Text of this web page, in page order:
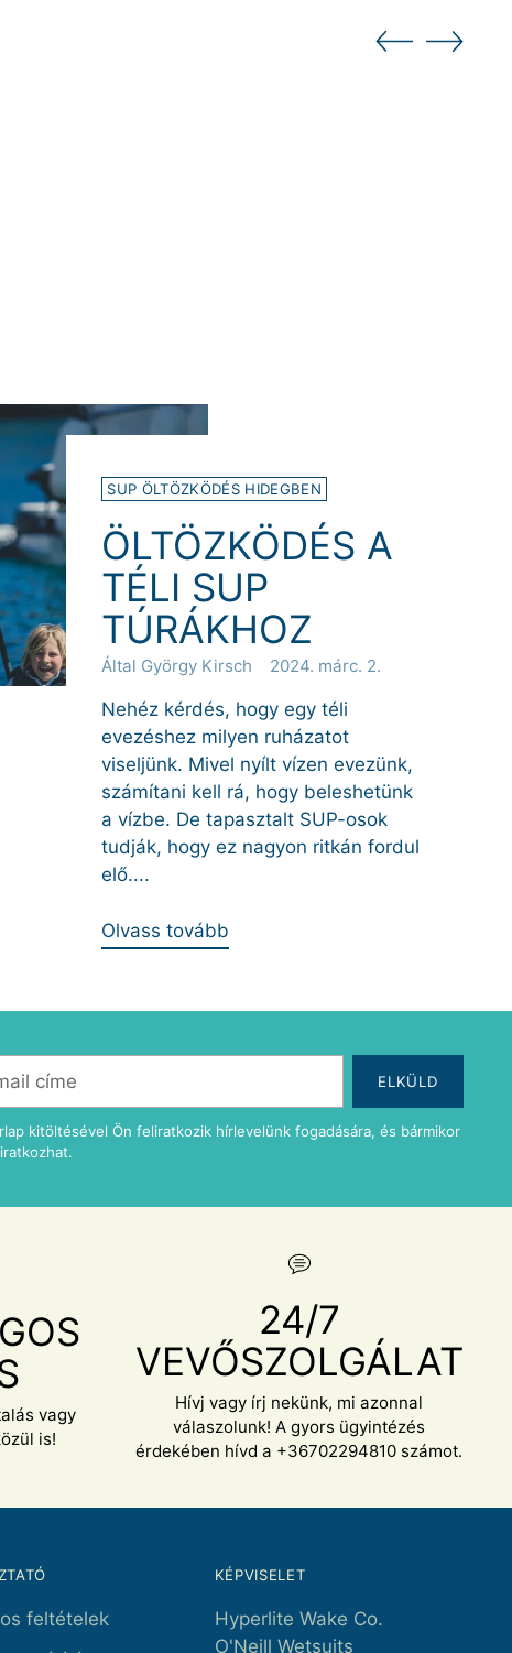
SUP ÖLTÖZKÖDÉS HIDEGBEN
ÖLTÖZKÖDÉS A
TÉLI SUP
TÚRÁKHOZ
Által György Kirsch 2024. márc. 2.
Nehéz kérdés, hogy egy téli
evezéshez milyen ruházatot
viseljünk. Mivel nyílt vízen evezünk,
számítani kell rá, hogy beleshetünk
a vízbe. De tapasztalt SUP-osok
tudják, hogy ez nagyon ritkán fordul
elő....
Olvass tovább
ELKÜLD
kitöltésével Ön feliratkozik hírlevelünk fogadására, és bármikor
vagy
is!
24/7
VEVŐSZOLGÁLAT
Hívj vagy írj nekünk, mi azonnal
válaszolunk! A gyors ügyintézés
érdekében hívd a +36702294810 számot.
feltételek
KÉPVISELET
Hyperlite Wake Co.
O'Neill Wetsuits